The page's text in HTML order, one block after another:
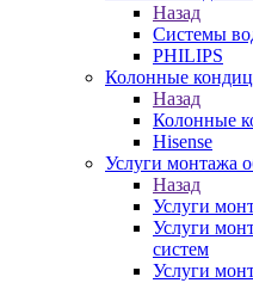
Назад
Системы
PHILIPS
Колонные
Назад
Колонные
Hisense
Услуги монтажа
Назад
Услуги
Услуги
систем
Услуги